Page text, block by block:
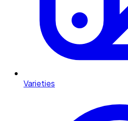
Varieties